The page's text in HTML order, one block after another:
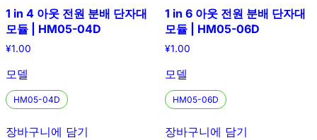
1 in 4 아웃 전원 분배 단자대
모듈 | HM05-04D
¥1.00
모델
HM05-04D
장바구니에 담기
1 in 6 아웃 전원 분배 단자대
모듈 | HM05-06D
¥1.00
모델
HM05-06D
장바구니에 담기